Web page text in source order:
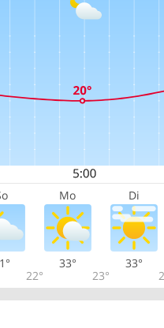
Mo Di
22°
33°
23°
33°